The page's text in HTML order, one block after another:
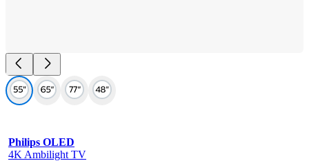
Philips OLED
4K Ambilight TV